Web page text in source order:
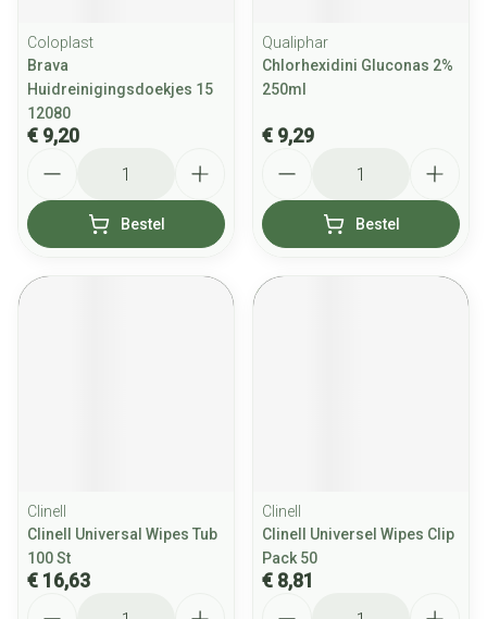
Coloplast
Brava
Huidreinigingsdoekjes 15
12080
€ 9,20
Bestel
Qualiphar
Chlorhexidini Gluconas 2%
250ml
€ 9,29
Bestel
Clinell
Clinell Universal Wipes Tub
100 St
€ 16,63
Clinell
Clinell Universel Wipes Clip
Pack 50
€ 8,81